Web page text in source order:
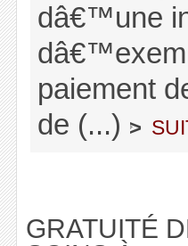
dâ€™une
paiement
de (...) >
GRATUITÉ